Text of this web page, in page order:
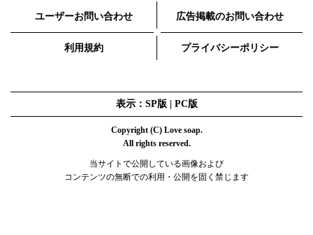
ユーザーお問い合わせ 広告掲載のお問い合わせ
利用規約 プライバシーポリシー
表示：SP版 | PC版
Copyright (C) Love soap.
All rights reserved.
当サイトで公開している画像および
コンテンツの無断での利用・公開を固く禁じます